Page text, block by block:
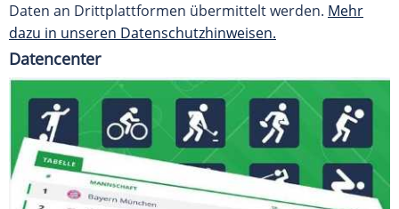
Daten an Drittplattformen übermittelt werden. Mehr
dazu in unseren Datenschutzhinweisen.
Datencenter